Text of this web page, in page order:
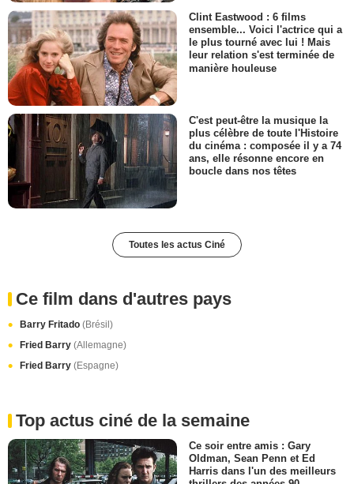
Clint Eastwood : 6 films
ensemble... Voici l'actrice qui a
le plus tourné avec lui ! Mais
leur relation s'est terminée de
manière houleuse
C'est peut-être la musique la
plus célèbre de toute l'Histoire
du cinéma : composée il y a 74
ans, elle résonne encore en
boucle dans nos têtes
Toutes les actus Ciné
Ce film dans d'autres pays
Barry Fritado (Brésil)
Fried Barry (Allemagne)
Fried Barry (Espagne)
Top actus ciné de la semaine
Ce soir entre amis : Gary
Oldman, Sean Penn et Ed
Harris dans l'un des meilleurs